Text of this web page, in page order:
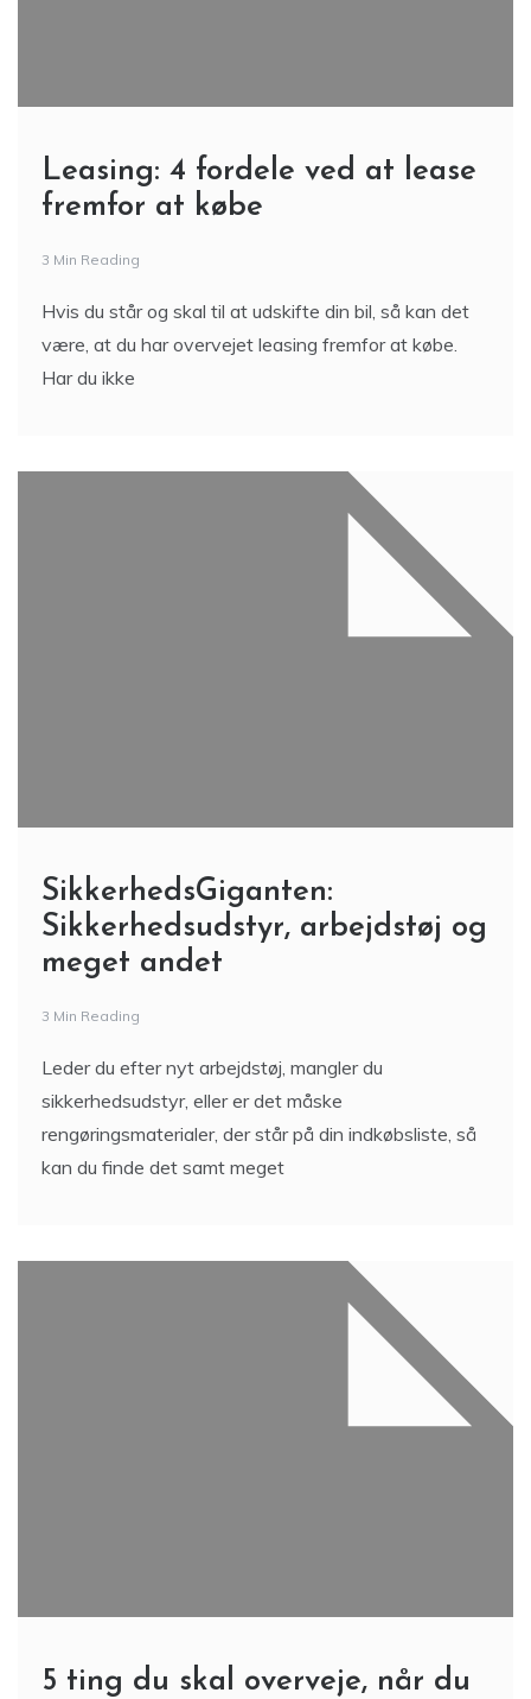
Leasing: 4 fordele ved at lease
fremfor at købe
3 Min Reading
Hvis du står og skal til at udskifte din bil, så kan det
være, at du har overvejet leasing fremfor at købe.
Har du ikke
SikkerhedsGiganten:
Sikkerhedsudstyr, arbejdstøj og
meget andet
3 Min Reading
Leder du efter nyt arbejdstøj, mangler du
sikkerhedsudstyr, eller er det måske
rengøringsmaterialer, der står på din indkøbsliste, så
kan du finde det samt meget
5 ting du skal overveje, når du